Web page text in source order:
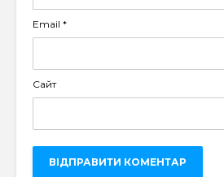
Email *
Сайт